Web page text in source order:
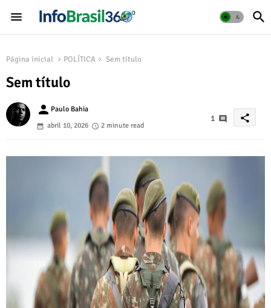
Página inicial POLÍTICA Sem título
Sem título
person Paulo Bahia
abril 10, 2026
2 minute read
1 share